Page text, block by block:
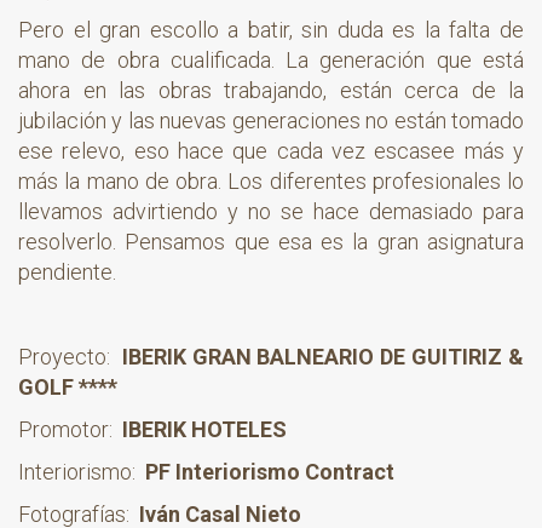
Pero el gran escollo a batir, sin duda es la falta de
mano de obra cualificada. La generación que está
ahora en las obras trabajando, están cerca de la
jubilación y las nuevas generaciones no están tomado
ese relevo, eso hace que cada vez escasee más y
más la mano de obra. Los diferentes profesionales lo
llevamos advirtiendo y no se hace demasiado para
resolverlo. Pensamos que esa es la gran asignatura
pendiente.
Proyecto: IBERIK GRAN BALNEARIO DE GUITIRIZ &
GOLF ****
Promotor: IBERIK HOTELES
Interiorismo: PF Interiorismo Contract
Fotografías: Iván Casal Nieto